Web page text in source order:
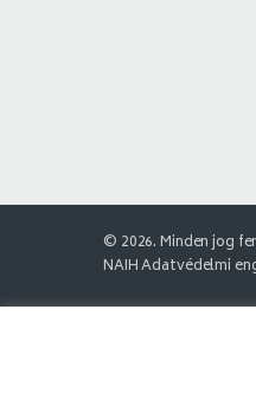
© 2026. Minden jog
NAIH Adatvédelmi